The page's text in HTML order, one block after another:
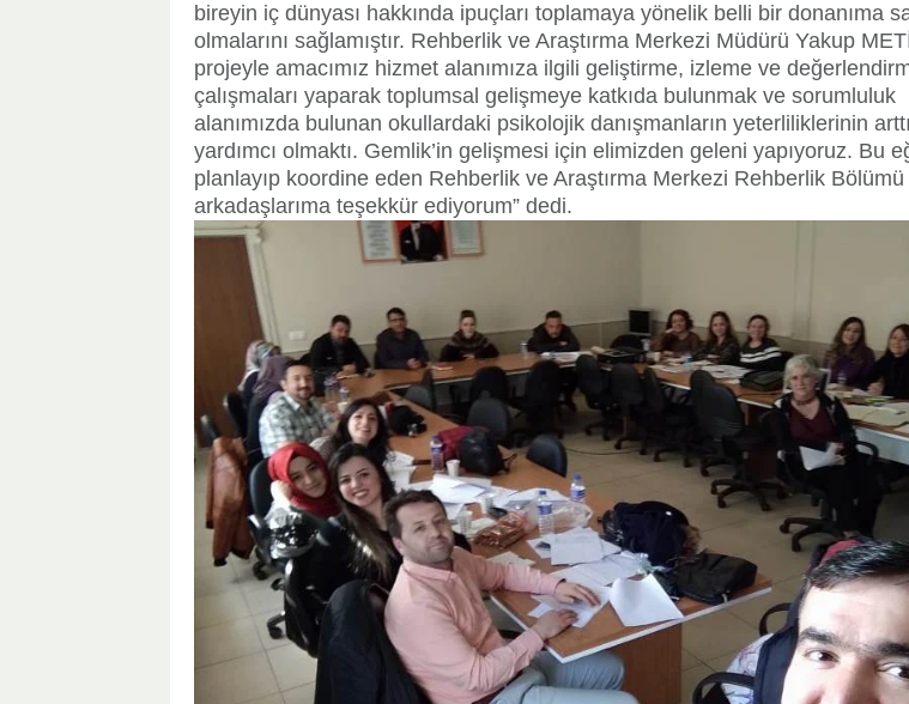
bireyin iç dünyası hakkında ipuçları toplamaya yönelik belli bir donanıma
olmalarını sağlamıştır. Rehberlik ve Araştırma Merkezi Müdürü Yakup
projeyle amacımız hizmet alanımıza ilgili geliştirme, izleme ve
çalışmaları yaparak toplumsal gelişmeye katkıda bulunmak ve sorumluluk
alanımızda bulunan okullardaki psikolojik danışmanların yeterliliklerinin
yardımcı olmaktı. Gemlik’in gelişmesi için elimizden geleni yapıyoruz. Bu
planlayıp koordine eden Rehberlik ve Araştırma Merkezi Rehberlik Bölümü
arkadaşlarıma teşekkür ediyorum” dedi.